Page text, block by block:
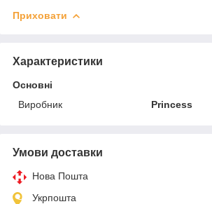
Приховати
Характеристики
Основні
Виробник
Princess
Умови доставки
Нова Пошта
Укрпошта